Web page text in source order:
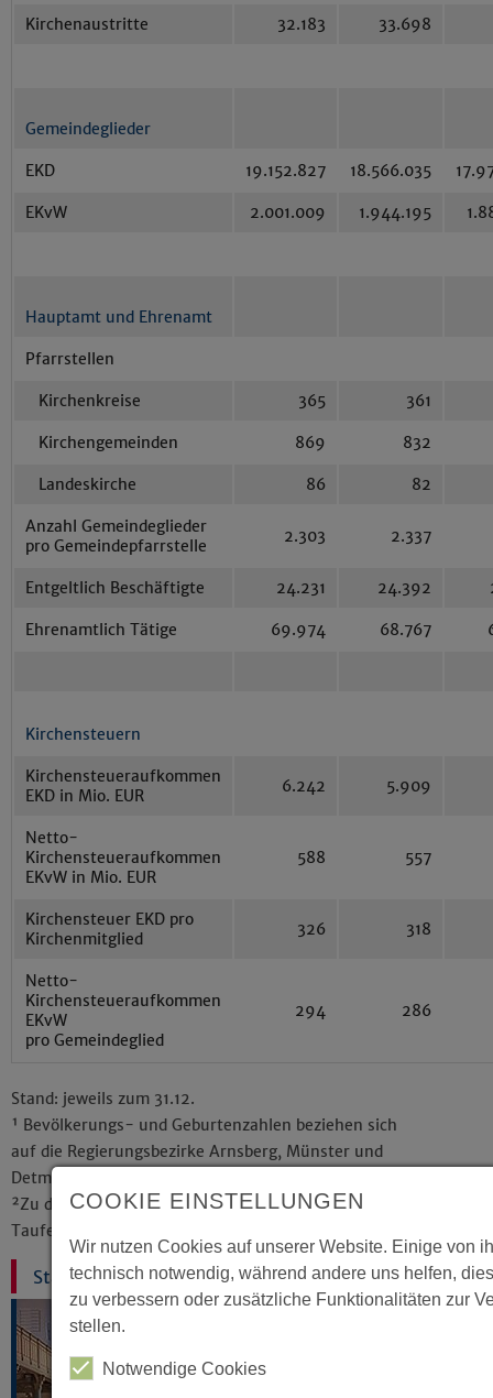
Kirchenaustritte 32.183 33.698
Gemeindeglieder
EKD 19.152.827 18.566.035
EKvW 2.001.009 1.944.195
Hauptamt und Ehrenamt
Pfarrstellen
Kirchenkreise 365 361
Kirchengemeinden 869 832
Landeskirche 86 82
Anzahl Gemeindeglieder
pro Gemeindepfarrstelle
2.303 2.337
Entgeltlich Beschäftigte 24.231 24.392
Ehrenamtlich Tätige 69.974 68.767
Kirchensteuern
Kirchensteueraufkommen
EKD in Mio. EUR
6.242 5.909
Netto-
Kirchensteueraufkommen
EKvW in Mio. EUR
588 557
Kirchensteuer EKD pro
Kirchenmitglied
326 318
Netto-
Kirchensteueraufkommen
EKvW
pro Gemeindeglied
294 286
Stand: jeweils zum 31.12.
¹ Bevölkerungs- und Geburtenzahlen beziehen sich
auf die Regierungsbezirke Arnsberg, Münster und
Detmold (ohne Kreis Lippe).
²Zu den Kircheneintritten zählen Aufnahmen und
Taufen von Religionsmündigen.
Statistik 2025
COOKIE EINSTELLUNGEN
Wir nutzen Cookies auf unserer Website. Einige von
technisch notwendig, während andere uns helfen,
zu verbessern oder zusätzliche Funktionalitäten zur
stellen.
Notwendige Cookies